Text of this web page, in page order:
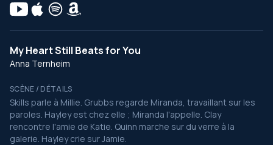
My Heart Still Beats for You
Anna Ternheim
SCÈNE / DÉTAILS
Skills parle à Millie. Grubbs regarde Miranda, travaillant sur les
paroles. Hayley est chez elle ; Miranda l'appelle. Clay
rencontre l'amie de Katie. Quinn marche sur du verre à la
galerie. Hayley crie sur Jamie.